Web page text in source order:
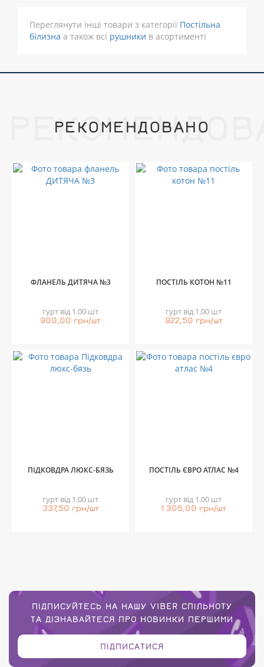
Переглянути інші товари з категорії Постільна
білизна а також всі рушники в асортименті
РЕКОМЕНДОВАНО
ФЛАНЕЛЬ ДИТЯЧА №3
гурт від 1.00 шт
900,00 грн/шт
ПОСТІЛЬ КОТОН №11
гурт від 1.00 шт
922,50 грн/шт
ПІДКОВДРА ЛЮКС-БЯЗЬ
гурт від 1.00 шт
337,50 грн/шт
ПОСТІЛЬ ЄВРО АТЛАС №4
гурт від 1.00 шт
1 305,00 грн/шт
ПІДПИСУЙТЕСЬ НА НАШУ VIBER СПІЛЬНОТУ
ТА ДІЗНАВАЙТЕСЯ ПРО НОВИНКИ ПЕРШИМИ
ПІДПИСАТИСЯ